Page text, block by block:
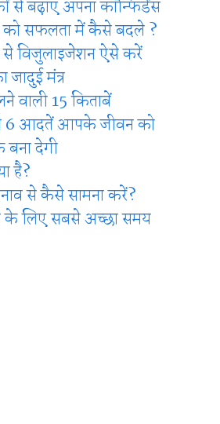
से बढ़ाए अपना कॉन्फिडेंस
सफलता में कैसे बदले ?
से विजुलाइजेशन ऐसे करें
मंत्र
वाली 15 किताबें
6 आदतें आपके जीवन को
बना देगी
है?
से कैसे सामना करें?
के लिए सबसे अच्छा समय